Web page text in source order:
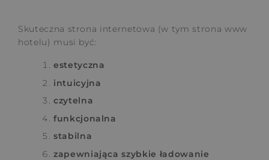
Skuteczna strona internetowa (w tym strona www
hotelu) musi być:
estetyczna
intuicyjna
czytelna
funkcjonalna
stabilna
zapewniająca szybkie ładowanie